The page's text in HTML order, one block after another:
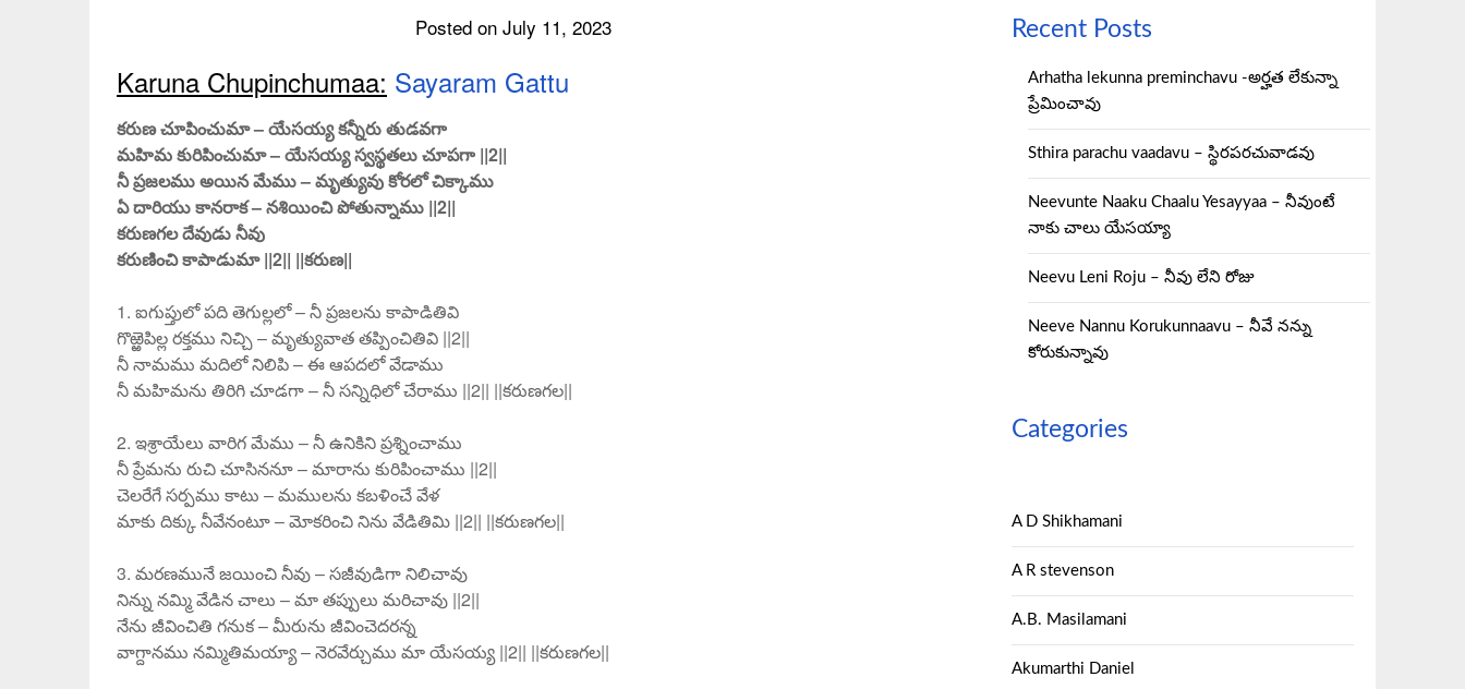
Posted on July 11, 2023
Karuna Chupinchumaa: Sayaram Gattu
కరుణ చూపించుమా – యేసయ్య కన్నీరు తుడవగా
మహిమ కురిపించుమా – యేసయ్య స్వస్థతలు చూపగా ||2||
నీ ప్రజలము అయిన మేము – మృత్యువు కోరలో చిక్కాము
ఏ దారియు కానరాక – నశియించి పోతున్నాము ||2||
కరుణగల దేవుడు నీవు
కరుణించి కాపాడుమా ||2|| ||కరుణ||
1. ఐగుప్తులో పది తెగుల్లలో – నీ ప్రజలను కాపాడితివి
గొఱ్ఱెపిల్ల రక్తము నిచ్చి – మృత్యువాత తప్పించితివి ||2||
నీ నామము మదిలో నిలిపి – ఈ ఆపదలో వేడాము
నీ మహిమను తిరిగి చూడగా – నీ సన్నిధిలో చేరాము ||2|| ||కరుణగల||
2. ఇశ్రాయేలు వారిగ మేము – నీ ఉనికిని ప్రశ్నించాము
నీ ప్రేమను రుచి చూసిననూ – మారాను కురిపించాము ||2||
చెలరేగే సర్పము కాటు – మములను కబళించే వేళ
మాకు దిక్కు నీవేనంటూ – మోకరించి నిను వేడితిమి ||2|| ||కరుణగల||
3. మరణమునే జయించి నీవు – సజీవుడిగా నిలిచావు
నిన్ను నమ్మి వేడిన చాలు – మా తప్పులు మరిచావు ||2||
నేను జీవించితి గనుక – మీరును జీవించెదరన్న
వాగ్దానము నమ్మితిమయ్యా – నెరవేర్చుము మా యేసయ్య ||2|| ||కరుణగల||
Recent Posts
Arhatha lekunna preminchavu -అర్హత లేకున్నా
ప్రేమించావు
Sthira parachu vaadavu – స్థిరపరచువాడవు
Neevunte Naaku Chaalu Yesayyaa – నీవుంటే
నాకు చాలు యేసయ్యా
Neevu Leni Roju – నీవు లేని రోజు
Neeve Nannu Korukunnaavu – నీవే నన్ను
కోరుకున్నావు
Categories
A D Shikhamani
A R stevenson
A.B. Masilamani
Akumarthi Daniel